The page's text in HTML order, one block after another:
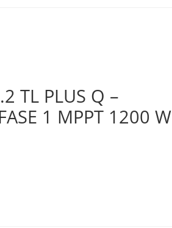
TL PLUS Q –
1 MPPT 1200 W